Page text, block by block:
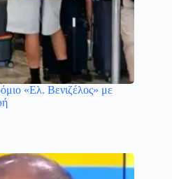
«Ελ. Βενιζέλος» με